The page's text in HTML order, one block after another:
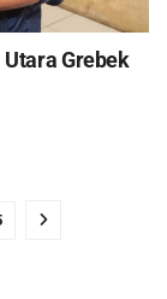
Grebek